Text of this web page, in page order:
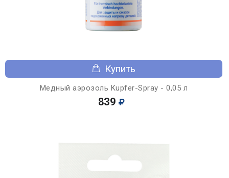
Купить
Медный аэрозоль Kupfer-Spray - 0,05 л
839